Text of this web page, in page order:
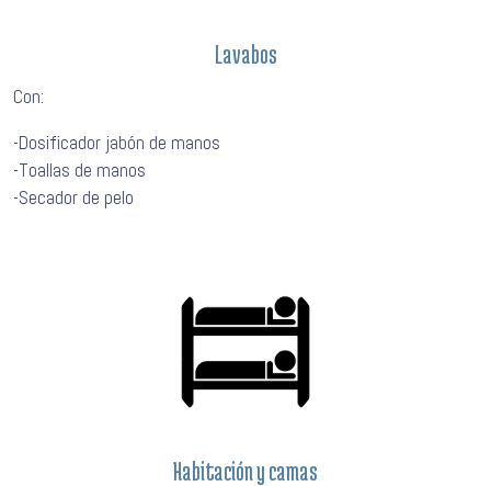
Lavabos
Con:
-Dosificador jabón de manos
-Toallas de manos
-Secador de pelo
Habitación y camas